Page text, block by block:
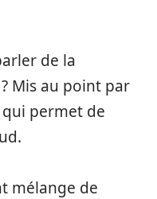
de la
Mis au point par
qui permet de
mélange de